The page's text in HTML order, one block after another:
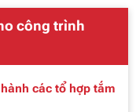
công trình
các tổ hợp tắm